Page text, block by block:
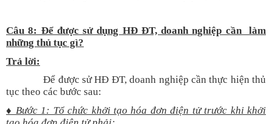
Câu 8: Để được sử dụng HĐ ĐT, doanh nghiệp cần làm
những thủ tục gì?
Trả lời:
Để được sử HĐ ĐT, doanh nghiệp cần thực hiện thủ
tục theo các bước sau:
♦ Bước 1: Tổ chức khởi tạo hóa đơn điện tử trước khi khởi